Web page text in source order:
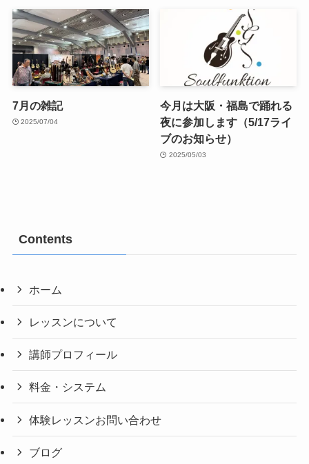
7月の雑記
2025/07/04
今月は大阪・福島で踊れる
夜に参加します（5/17ライ
ブのお知らせ）
2025/05/03
Contents
ホーム
レッスンについて
講師プロフィール
料金・システム
体験レッスンお問い合わせ
ブログ